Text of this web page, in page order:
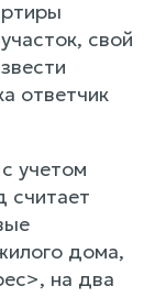
свой
ответчик
учетом
считает
дома,
на два